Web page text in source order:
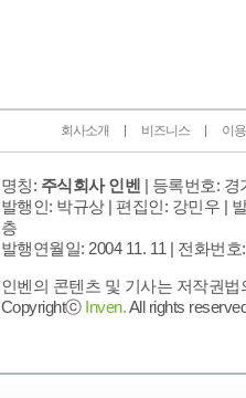
회사소개 비즈니스 이
명칭: 주식회사 인벤 | 등록번호: 경
발행인: 박규상 | 편집인: 강민우 |
층
발행연월일: 2004 11. 11 | 전화번호
인벤의 콘텐츠 및 기사는 저작권
Copyrightⓒ Inven.All rights